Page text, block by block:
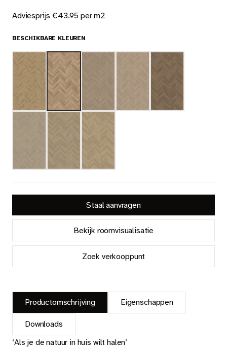
Zoeken op deze website
Productomschrijving Eigenschappen
Downloads
‘Als je de natuur in huis wilt halen’
Adviesprijs €43.95 per m2
BESCHIKBARE KLEUREN
Staal aanvragen
Bekijk roomvisualisatie
Zoek verkooppunt